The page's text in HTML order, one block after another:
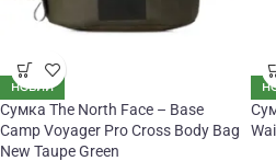
НОВИЙ
Сумка The North Face – Base
Camp Voyager Pro Cross Body Bag
New Taupe Green